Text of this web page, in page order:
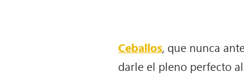
Ceballos, que nunca
darle el pleno perfecto